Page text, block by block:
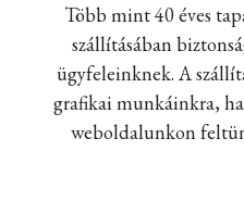
Több mint 40 éves
szállításában
ügyfeleinknek. A
grafikai munkáinkra,
weboldalunkon